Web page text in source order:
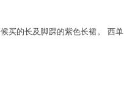
买的长及脚踝的紫色长裙。 西单